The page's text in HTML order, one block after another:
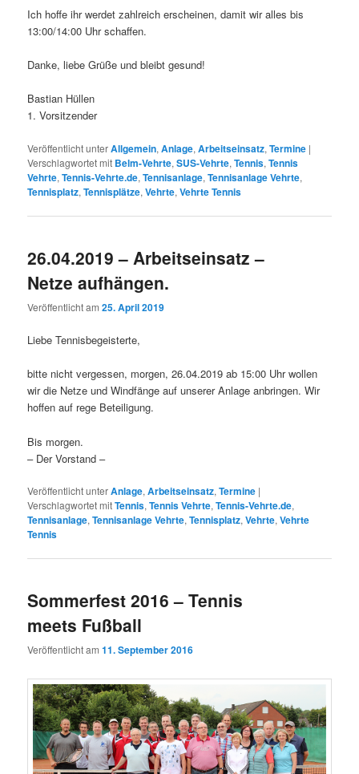
Ich hoffe ihr werdet zahlreich erscheinen, damit wir alles bis
13:00/14:00 Uhr schaffen.
Danke, liebe Grüße und bleibt gesund!
Bastian Hüllen
1. Vorsitzender
Veröffentlicht unterAllgemein,Anlage,Arbeitseinsatz,Termine |
Verschlagwortet mit Belm-Vehrte,SUS-Vehrte,Tennis,Tennis
Vehrte,Tennis-Vehrte.de,Tennisanlage,Tennisanlage Vehrte,
Tennisplatz,Tennisplätze,Vehrte,Vehrte Tennis
26.04.2019 – Arbeitseinsatz –
Netze aufhängen.
Veröffentlicht am25. April 2019
Liebe Tennisbegeisterte,
bitte nicht vergessen, morgen, 26.04.2019 ab 15:00 Uhr wollen
wir die Netze und Windfänge auf unserer Anlage anbringen. Wir
hoffen auf rege Beteiligung.
Bis morgen.
– Der Vorstand –
Veröffentlicht unterAnlage,Arbeitseinsatz,Termine |
Verschlagwortet mitTennis,Tennis Vehrte,Tennis-Vehrte.de,
Tennisanlage,Tennisanlage Vehrte,Tennisplatz,Vehrte,Vehrte
Tennis
Sommerfest 2016 – Tennis
meets Fußball
Veröffentlicht am11. September 2016